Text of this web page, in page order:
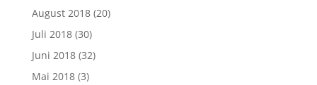
August 2018(20)
Juli 2018(30)
Juni 2018(32)
Mai 2018(3)